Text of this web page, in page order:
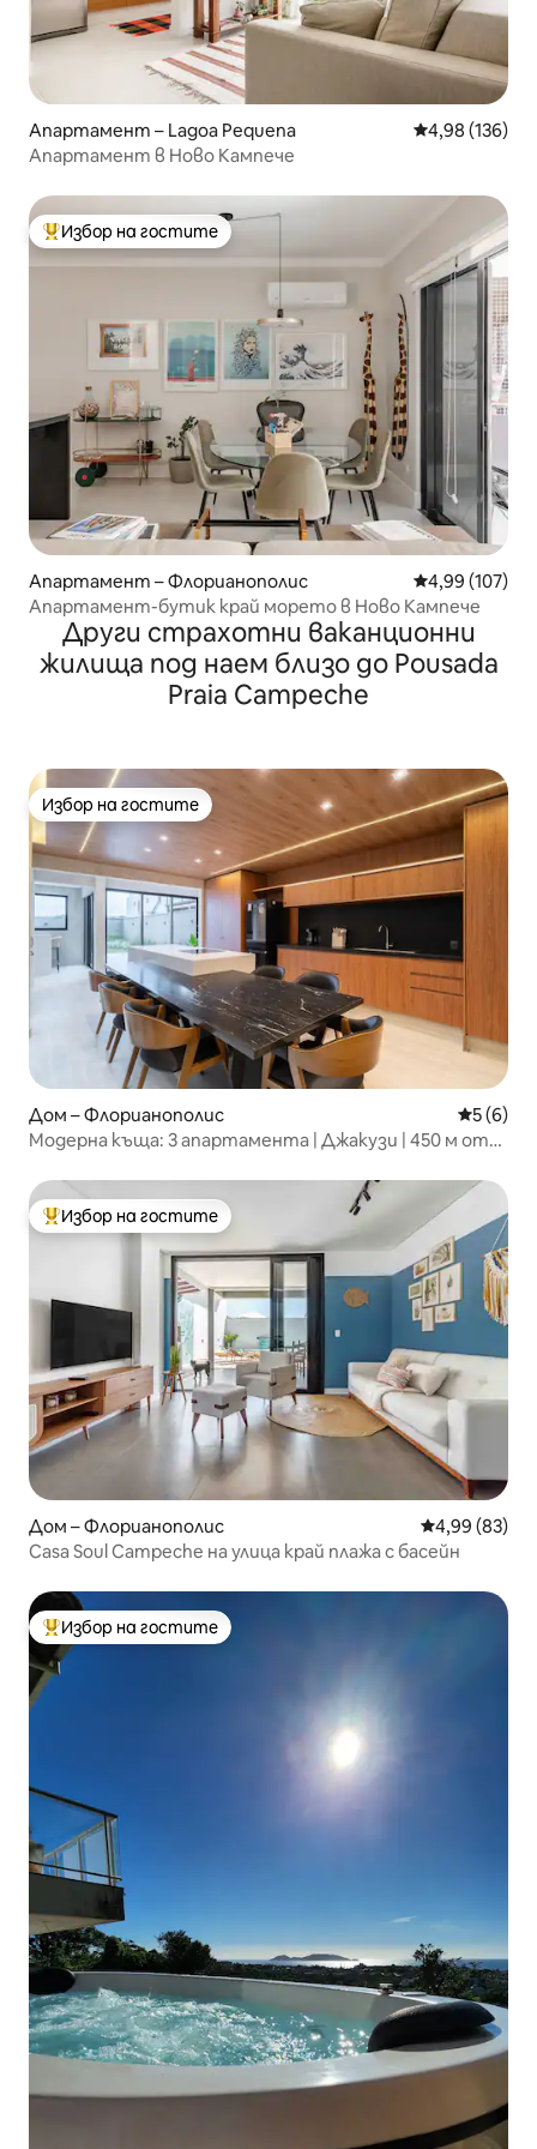
Апартамент – Lagoa Pequena Средна
4,98 (136)
Апартамент в Ново Кампече
Най-популярен избор на гостите
Избор на гостите
Апартамент – Флорианополис Средна
4,99 (107)
Апартамент-бутик край морето в Ново Кампече
Други страхотни ваканционни
жилища под наем близо до Pousada
Praia Campeche
Избор на гостите
Избор на гостите
Дом – Флорианополис Средна
5 (6)
Модерна къща: 3 апартамента | Джакузи | 450 м от
Най-популярен избор на гостите
Избор на гостите
Дом – Флорианополис Средна
4,99 (83)
Casa Soul Campeche на улица край плажа с басейн
Най-популярен избор на гостите
Избор на гостите